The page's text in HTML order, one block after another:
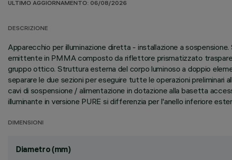
ULTIMO AGGIORNAMENTO: 06/08/2026
DESCRIZIONE
Apparecchio per illuminazione diretta - installazione a
emittente in PMMA composto da riflettore prismatizzato
gruppo ottico. Struttura esterna del corpo luminoso a doppio
separare le due sezioni per eseguire tutte le operazioni preliminari
cavi di sospensione / alimentazione in dotazione alla basetta
illuminante in versione PURE si differenzia per l'anello inferiore
DIMENSIONI
Diametro (mm)